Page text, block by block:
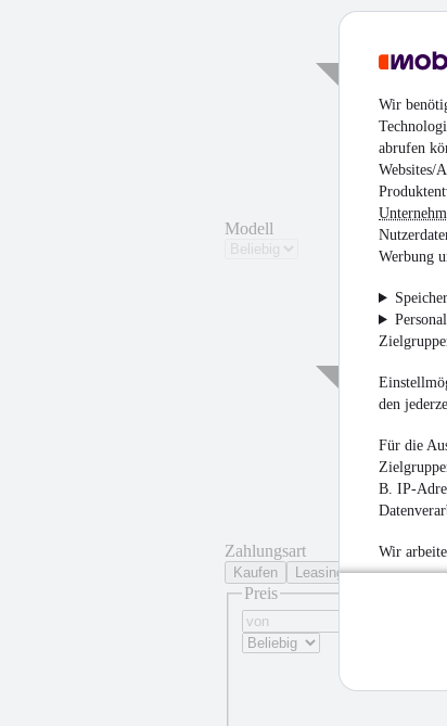
Wir
abrufen
Websites/
Werbung
den
Für die
B. IP-
Wir
Modell
Zahlungsart
Kaufen Leasing
Preis